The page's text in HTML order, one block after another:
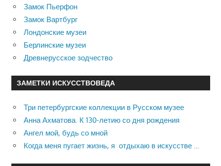
Замок Пьерфон
Замок Вартбург
Лондонские музеи
Берлинские музеи
Древнерусское зодчество
ЗАМЕТКИ ИСКУССТВОВЕДА
Три петербургские коллекции в Русском музее
Анна Ахматова. К 130-летию со дня рождения
Ангел мой, будь со мной
Когда меня пугает жизнь, я отдыхаю в искусстве …